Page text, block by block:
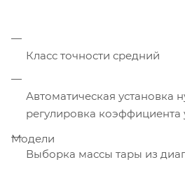
Класс точности средний
Автоматическая установка
регулировка коэффициента
Выборка массы тары из
Модели